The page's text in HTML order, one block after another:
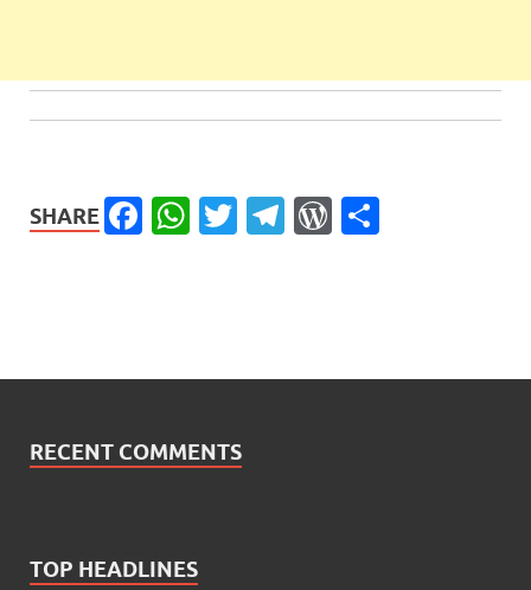
SHARE Facebook
WhatsApp
Twitter
Telegram
WordPress
RECENT COMMENTS
TOP HEADLINES